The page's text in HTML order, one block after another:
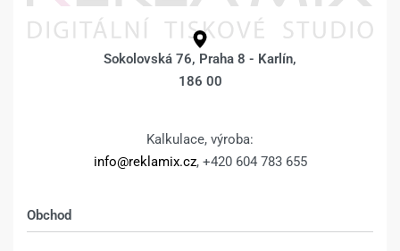
Sokolovská 76, Praha 8 - Karlín,
186 00
Kalkulace, výroba:
info@reklamix.cz, +420 604 783 655
Obchod